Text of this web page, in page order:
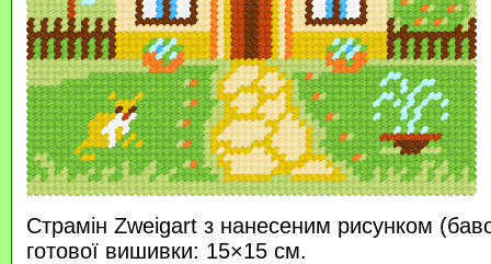
Страмін Zweigart з нанесеним рисунком
готової вишивки: 15×15 см.